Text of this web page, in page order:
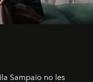
Sampaio no les